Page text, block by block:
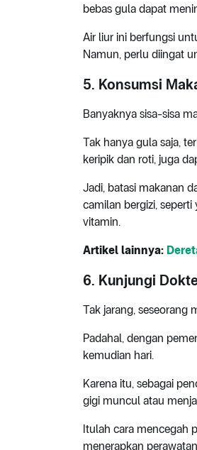
bebas gula dapat
Air liur ini berfungsi
Namun, perlu diingat
5. Konsumsi
Banyaknya sisa-sisa
Tak hanya gula saja,
keripik dan roti, juga
Jadi, batasi makanan
camilan bergizi,
vitamin.
Artikel lainnya:
6. Kunjungi
Tak jarang, seseorang
Padahal, dengan
kemudian hari.
Karena itu, sebagai
gigi muncul atau
Itulah cara mencegah
menerapkan